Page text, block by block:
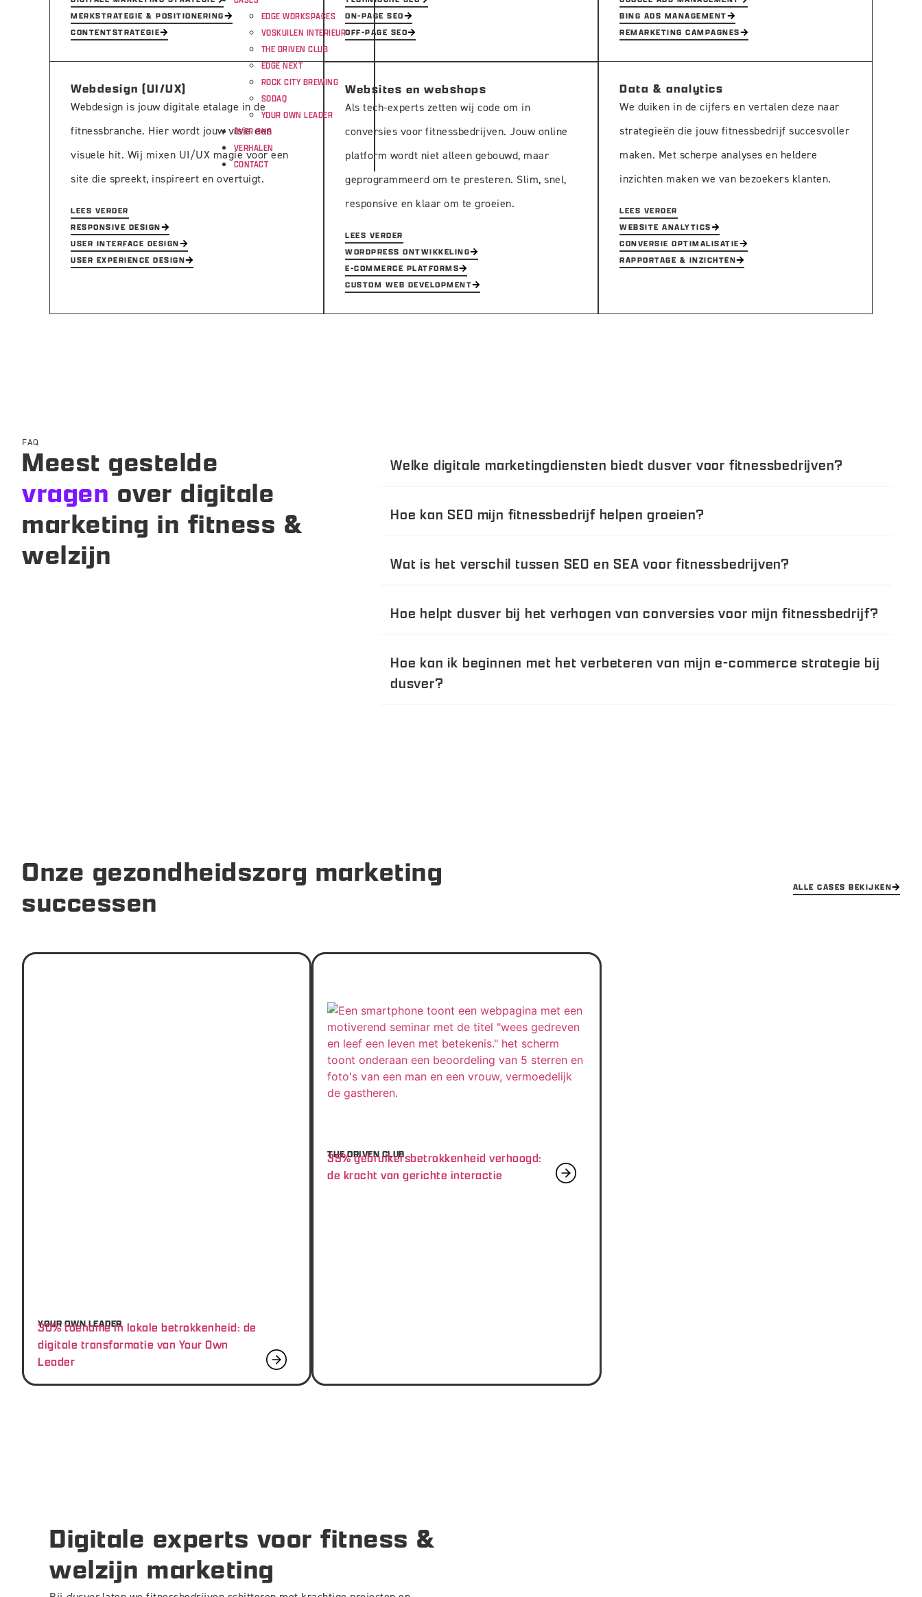
EDGE WORKSPACES
VOSKUILEN INTERIEUR
THE DRIVEN CLUB
EDGE NEXT
ROCK CITY BREWING
SODAQ
YOUR OWN LEADER
OVER ONS
VERHALEN
CONTACT
MERKSTRATEGIE & POSITIONERING
CONTENTSTRATEGIE
ON-PAGE SEO
OFF-PAGE SEO
BING ADS MANAGEMENT
REMARKETING CAMPAGNES
Webdesign (UI/UX)
Webdesign is jouw digitale etalage in de
fitnessbranche. Hier wordt jouw visie een
visuele hit. Wij mixen UI/UX magie voor een
site die spreekt, inspireert en overtuigt.
LEES VERDER
RESPONSIVE DESIGN
USER INTERFACE DESIGN
USER EXPERIENCE DESIGN
Websites en webshops
Als tech-experts zetten wij code om in
conversies voor fitnessbedrijven. Jouw online
platform wordt niet alleen gebouwd, maar
geprogrammeerd om te presteren. Slim, snel,
responsive en klaar om te groeien.
LEES VERDER
WORDPRESS ONTWIKKELING
E-COMMERCE PLATFORMS
CUSTOM WEB DEVELOPMENT
Data & analytics
We duiken in de cijfers en vertalen deze naar
strategieën die jouw fitnessbedrijf succesvoller
maken. Met scherpe analyses en heldere
inzichten maken we van bezoekers klanten.
LEES VERDER
WEBSITE ANALYTICS
CONVERSIE OPTIMALISATIE
RAPPORTAGE & INZICHTEN
FAQ
Meest gestelde
vragen over digitale
marketing in fitness &
welzijn
Welke digitale marketingdiensten biedt dusver voor fitnessbedrijven?
Hoe kan SEO mijn fitnessbedrijf helpen groeien?
Wat is het verschil tussen SEO en SEA voor fitnessbedrijven?
Hoe helpt dusver bij het verhogen van conversies voor mijn fitnessbedrijf?
Hoe kan ik beginnen met het verbeteren van mijn e-commerce strategie bij
dusver?
Onze gezondheidszorg marketing
successen
ALLE CASES BEKIJKEN
YOUR OWN LEADER
30% toename in lokale betrokkenheid: de
digitale transformatie van Your Own
Leader
THE DRIVEN CLUB
35% gebruikersbetrokkenheid verhoogd:
de kracht van gerichte interactie
Digitale experts voor fitness &
welzijn marketing